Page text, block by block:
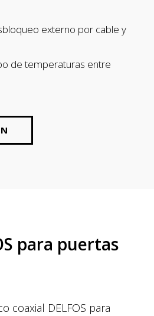
externo por cable y
de temperaturas entre
para puertas
coaxial DELFOS para